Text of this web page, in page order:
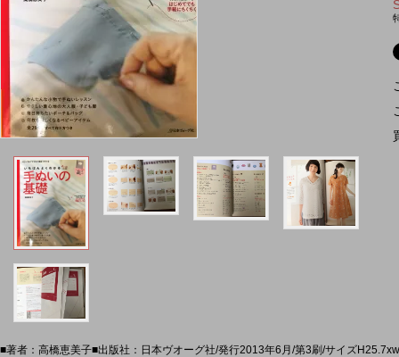
■著者：高橋恵美子■出版社：日本ヴオーグ社/発行2013年6月/第3刷/サイズ